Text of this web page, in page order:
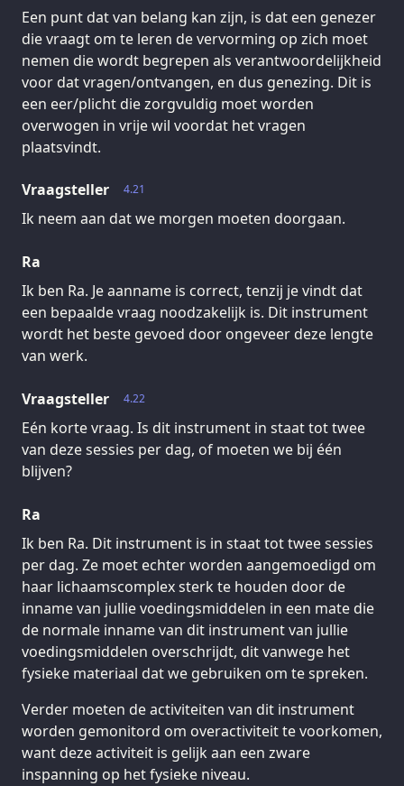
Een punt dat van belang kan zijn, is dat een genezer
die vraagt om te leren de vervorming op zich moet
nemen die wordt begrepen als verantwoordelijkheid
voor dat vragen/ontvangen, en dus genezing. Dit is
een eer/plicht die zorgvuldig moet worden
overwogen in vrije wil voordat het vragen
plaatsvindt.
4.21
Vraagsteller
Ik neem aan dat we morgen moeten doorgaan.
Ra
Ik ben Ra. Je aanname is correct, tenzij je vindt dat
een bepaalde vraag noodzakelijk is. Dit instrument
wordt het beste gevoed door ongeveer deze lengte
van werk.
4.22
Vraagsteller
Eén korte vraag. Is dit instrument in staat tot twee
van deze sessies per dag, of moeten we bij één
blijven?
Ra
Ik ben Ra. Dit instrument is in staat tot twee sessies
per dag. Ze moet echter worden aangemoedigd om
haar lichaamscomplex sterk te houden door de
inname van jullie voedingsmiddelen in een mate die
de normale inname van dit instrument van jullie
voedingsmiddelen overschrijdt, dit vanwege het
fysieke materiaal dat we gebruiken om te spreken.
Verder moeten de activiteiten van dit instrument
worden gemonitord om overactiviteit te voorkomen,
want deze activiteit is gelijk aan een zware
inspanning op het fysieke niveau.